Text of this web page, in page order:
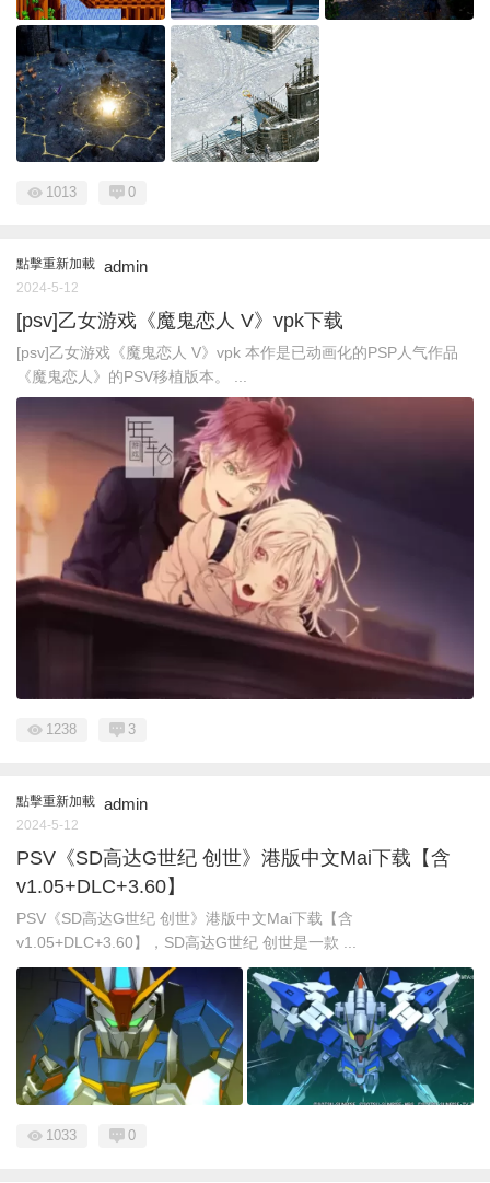
1013 0
點擊重新加載 admin
2024-5-12
[psv]乙女游戏《魔鬼恋人 V》vpk下载
[psv]乙女游戏《魔鬼恋人 V》vpk 本作是已动画化的PSP人气作品
《魔鬼恋人》的PSV移植版本。 ...
1238 3
點擊重新加載 admin
2024-5-12
PSV《SD高达G世纪 创世》港版中文Mai下载【含
v1.05+DLC+3.60】
PSV《SD高达G世纪 创世》港版中文Mai下载【含
v1.05+DLC+3.60】，SD高达G世纪 创世是一款 ...
1033 0